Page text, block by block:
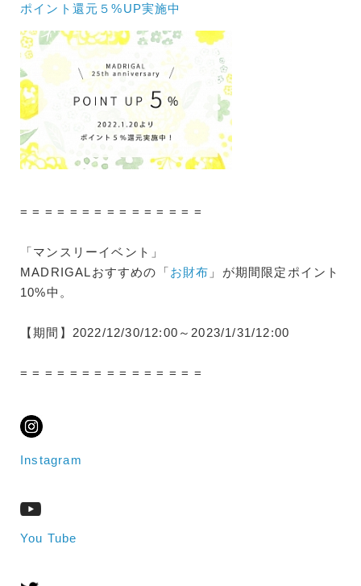
ポイント還元５%UP実施中
= = = = = = = = = = = = = = =
「マンスリーイベント」
MADRIGALおすすめの「お財布 」が期間限定ポイント
10%中。
【期間】2022/12/30/12:00～2023/1/31/12:00
= = = = = = = = = = = = = = =
Instagram
You Tube